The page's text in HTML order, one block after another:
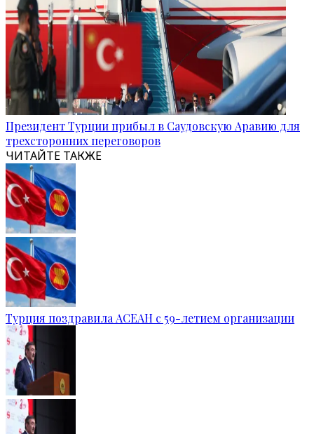
Президент Турции прибыл в Саудовскую Аравию для
трехсторонних переговоров
ЧИТАЙТЕ ТАКЖЕ
Турция поздравила АСЕАН с 59-летием организации